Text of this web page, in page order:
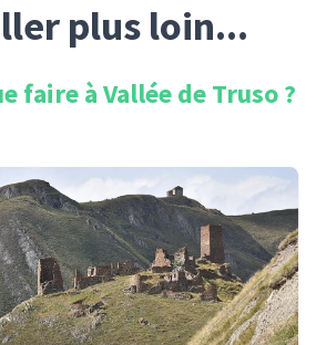
plus loin...
faire àVallée de Truso?